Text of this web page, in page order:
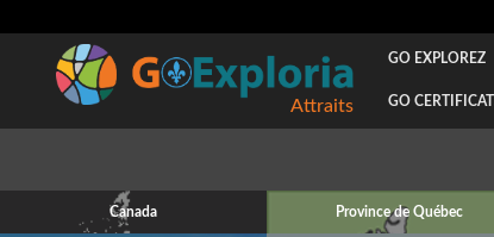
Attraits
GO EXPLOREZ
GO
Canada Province de Québec